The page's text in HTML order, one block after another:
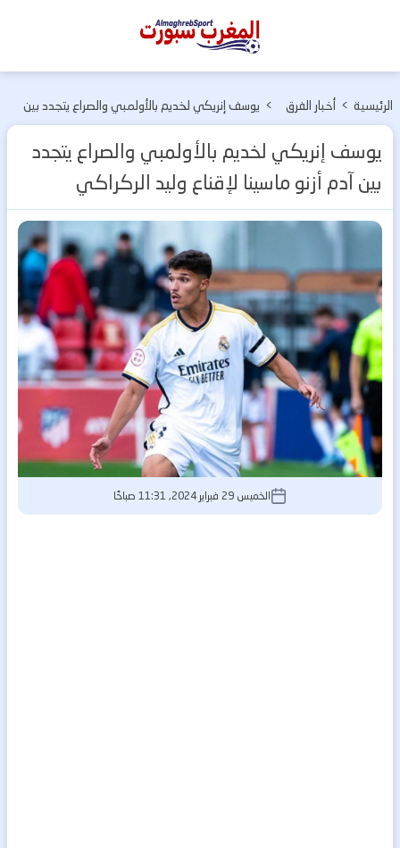
المغرب
الرئيسية > أخبار الفرق
> يوسف إنريكي لخديم بالأولمبي والصراع يتجدد بين
آدم أزنو ماسينا لإقناع وليد الركراكي
يوسف إنريكي لخديم بالأولمبي والصراع يتجدد
بين آدم أزنو ماسينا لإقناع وليد الركراكي
الخميس 29 فبراير 2024, 11:31 صباحًا